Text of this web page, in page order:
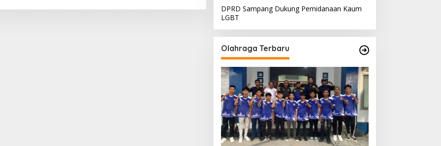
DPRD Sampang Dukung Pemidanaan Kaum
LGBT
Olahraga Terbaru